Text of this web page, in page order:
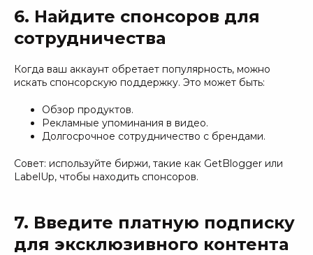
6. Найдите спонсоров для
сотрудничества
Когда ваш аккаунт обретает популярность, можно
искать спонсорскую поддержку. Это может быть:
Обзор продуктов.
Рекламные упоминания в видео.
Долгосрочное сотрудничество с брендами.
Совет: используйте биржи, такие как GetBlogger или
LabelUp, чтобы находить спонсоров.
7. Введите платную подписку
для эксклюзивного контента